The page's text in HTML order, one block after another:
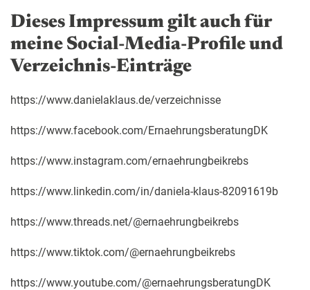
Dieses Impressum gilt auch für
meine Social-Media-Profile und
Verzeichnis-Einträge
https://www.danielaklaus.de/verzeichnisse
https://www.facebook.com/ErnaehrungsberatungDK
https://www.instagram.com/ernaehrungbeikrebs
https://www.linkedin.com/in/daniela-klaus-82091619b
https://www.threads.net/@ernaehrungbeikrebs
https://www.tiktok.com/@ernaehrungbeikrebs
https://www.youtube.com/@ernaehrungsberatungDK